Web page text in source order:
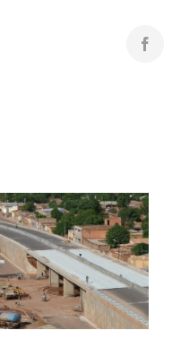
P1000082